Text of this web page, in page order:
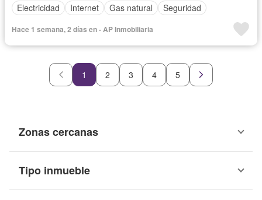
Electricidad
Internet Gas natural Seguridad
Hace 1 semana, 2 días en - AP Inmobiliaria
1 2 3 4 5
Zonas cercanas
Tipo inmueble